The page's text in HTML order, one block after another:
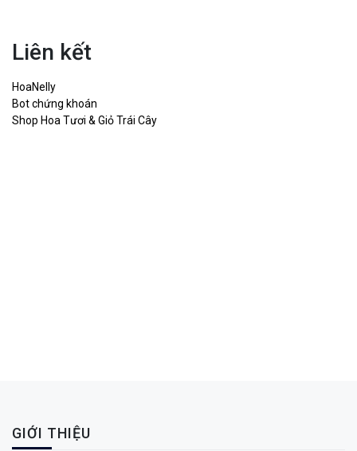
Liên kết
HoaNelly
Bot chứng khoán
Shop Hoa Tươi & Giỏ Trái Cây
GIỚI THIỆU